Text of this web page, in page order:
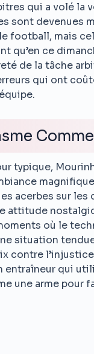
qui a volé la
sont devenues
football, mais
qu’en ce
de la tâche
qui ont
typique,
acerbes sur les
attitude
où le
situation
contre
entraîneur qui
une arme pour